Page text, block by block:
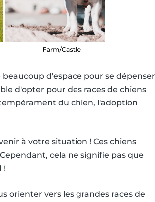
d'espace pour se dépenser
d'opter pour des races de chiens
du chien, l'adoption
à votre situation ! Ces chiens
cela ne signifie pas que
!
orienter vers les grandes races de